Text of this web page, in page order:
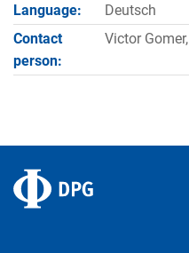
Language:
Deutsch
Contact
person:
Victor Gomer,